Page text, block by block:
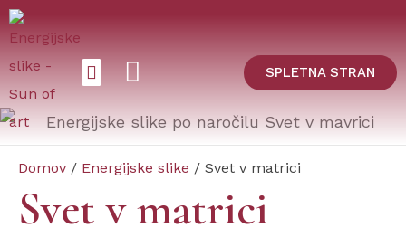
SPLETNA STRAN
Domov / Energijske slike / Svet v matrici
Svet v matrici